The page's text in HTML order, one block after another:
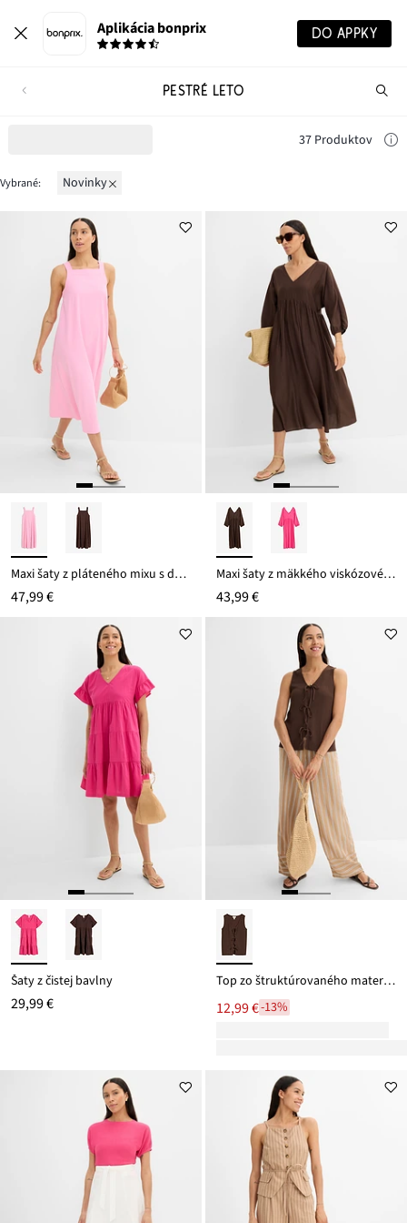
Aplikácia bonprix DO APPKY
PESTRÉ LETO
37 Produktov
Vybrané: novinky
Maxi šaty z pláteného mixu s detailom na zaviazanie vzadu
47,99 €
Maxi šaty z mäkkého viskózového mixu
43,99 €
Šaty z čistej bavlny
29,99 €
Top zo štruktúrovaného materiálu
12,99 €-13%